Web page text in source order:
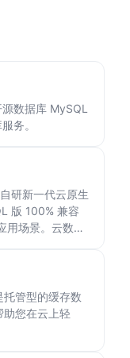
数据库 MySQL
务。
研新一代云原生
版 100% 兼容
用场景。云数据
业 TOP 领域多
可靠、性能优越
管型的缓存数
您在云上轻